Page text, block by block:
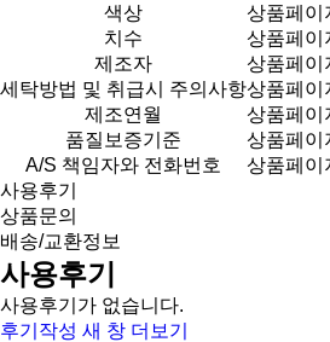
색상
상품페이
치수
상품페이
제조자
상품페이
세탁방법 및 취급시 주의사항상품페이
제조연월
상품페이
품질보증기준
상품페이
A/S 책임자와 전화번호
상품페이
사용후기
상품문의
배송/교환정보
사용후기
사용후기가 없습니다.
후기작성 새 창 더보기